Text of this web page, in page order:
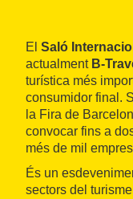
El Saló
actualment B-
turística més
consumidor final.
la Fira de
convocar fins a
més de mil
És un
sectors del